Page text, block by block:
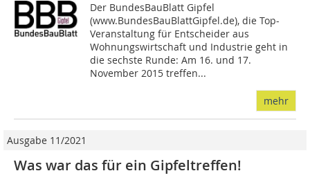
Der BundesBauBlatt Gipfel
(www.BundesBauBlattGipfel.de), die Top-
Veranstaltung für Entscheider aus
Wohnungswirtschaft und Industrie geht in
die sechste Runde: Am 16. und 17.
November 2015 treffen...
mehr
Ausgabe 11/2021
Was war das für ein Gipfeltreffen!